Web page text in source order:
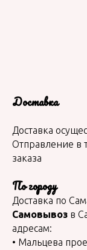
Доставка
Доставка
Отправление в
заказа
По городу
Доставка по
Самовывоз в
адресам:
• Мальцева